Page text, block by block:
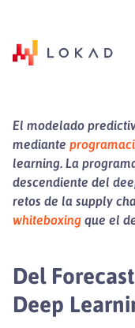
El modelado
mediante
learning. La
descendiente del
retos de la supply
whiteboxing que el
Del
Deep